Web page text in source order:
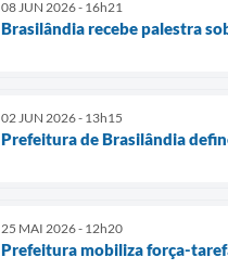
08 JUN 2026 - 16h21
Brasilândia recebe palestra
02 JUN 2026 - 13h15
Prefeitura de Brasilândia
25 MAI 2026 - 12h20
Prefeitura mobiliza força-